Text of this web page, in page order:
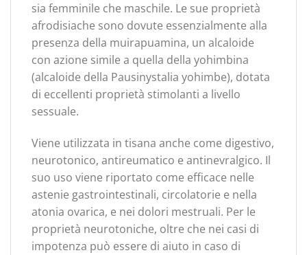
sia femminile che maschile. Le sue proprietà
afrodisiache sono dovute essenzialmente alla
presenza della muirapuamina, un alcaloide
con azione simile a quella della yohimbina
(alcaloide della Pausinystalia yohimbe), dotata
di eccellenti proprietà stimolanti a livello
sessuale.
Viene utilizzata in tisana anche come digestivo,
neurotonico, antireumatico e antinevralgico. Il
suo uso viene riportato come efficace nelle
astenie gastrointestinali, circolatorie e nella
atonia ovarica, e nei dolori mestruali. Per le
proprietà neurotoniche, oltre che nei casi di
impotenza può essere di aiuto in caso di